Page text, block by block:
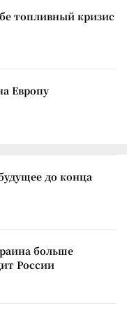
топливный кризис
Европу
до конца
больше
России